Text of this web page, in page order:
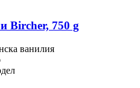
Bircher, 750 g
ванилия